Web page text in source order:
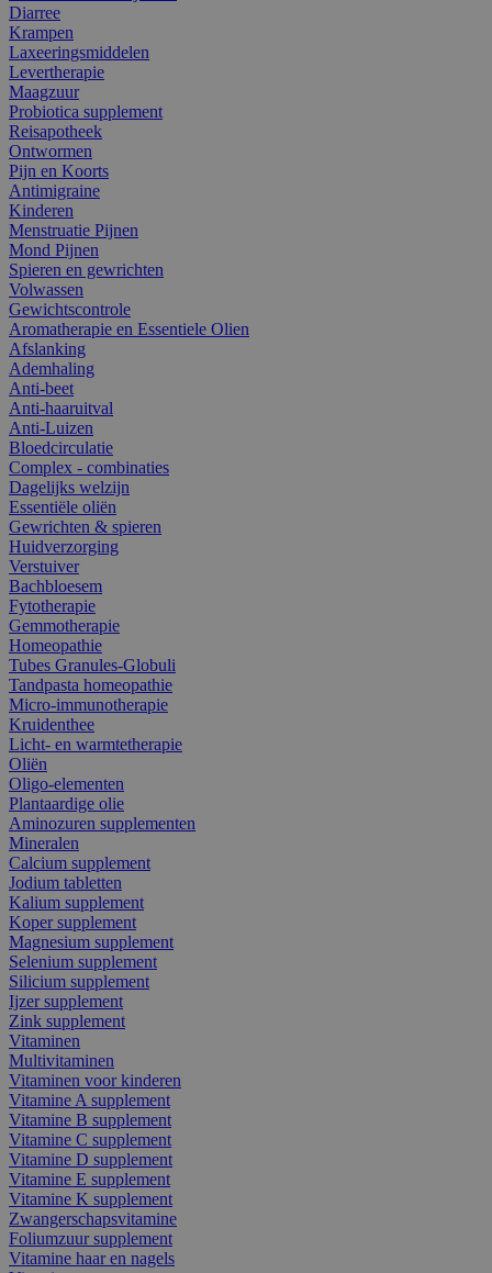
Diarree
Krampen
Laxeeringsmiddelen
Levertherapie
Maagzuur
Probiotica supplement
Reisapotheek
Ontwormen
Pijn en Koorts
Antimigraine
Kinderen
Menstruatie Pijnen
Mond Pijnen
Spieren en gewrichten
Volwassen
Gewichtscontrole
Aromatherapie en Essentiele Olien
Afslanking
Ademhaling
Anti-beet
Anti-haaruitval
Anti-Luizen
Bloedcirculatie
Complex - combinaties
Dagelijks welzijn
Essentiële oliën
Gewrichten & spieren
Huidverzorging
Verstuiver
Bachbloesem
Fytotherapie
Gemmotherapie
Homeopathie
Tubes Granules-Globuli
Tandpasta homeopathie
Micro-immunotherapie
Kruidenthee
Licht- en warmtetherapie
Oliën
Oligo-elementen
Plantaardige olie
Aminozuren supplementen
Mineralen
Calcium supplement
Jodium tabletten
Kalium supplement
Koper supplement
Magnesium supplement
Selenium supplement
Silicium supplement
Ijzer supplement
Zink supplement
Vitaminen
Multivitaminen
Vitaminen voor kinderen
Vitamine A supplement
Vitamine B supplement
Vitamine C supplement
Vitamine D supplement
Vitamine E supplement
Vitamine K supplement
Zwangerschapsvitamine
Foliumzuur supplement
Vitamine haar en nagels